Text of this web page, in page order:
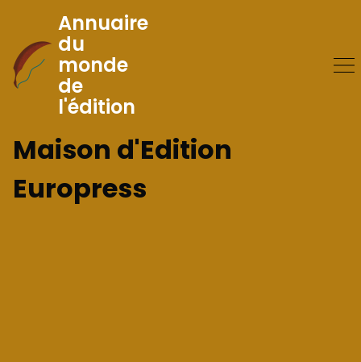
Skip
to
Content
Annuaire
du
monde
de
l'édition
Maison d'Edition
Europress